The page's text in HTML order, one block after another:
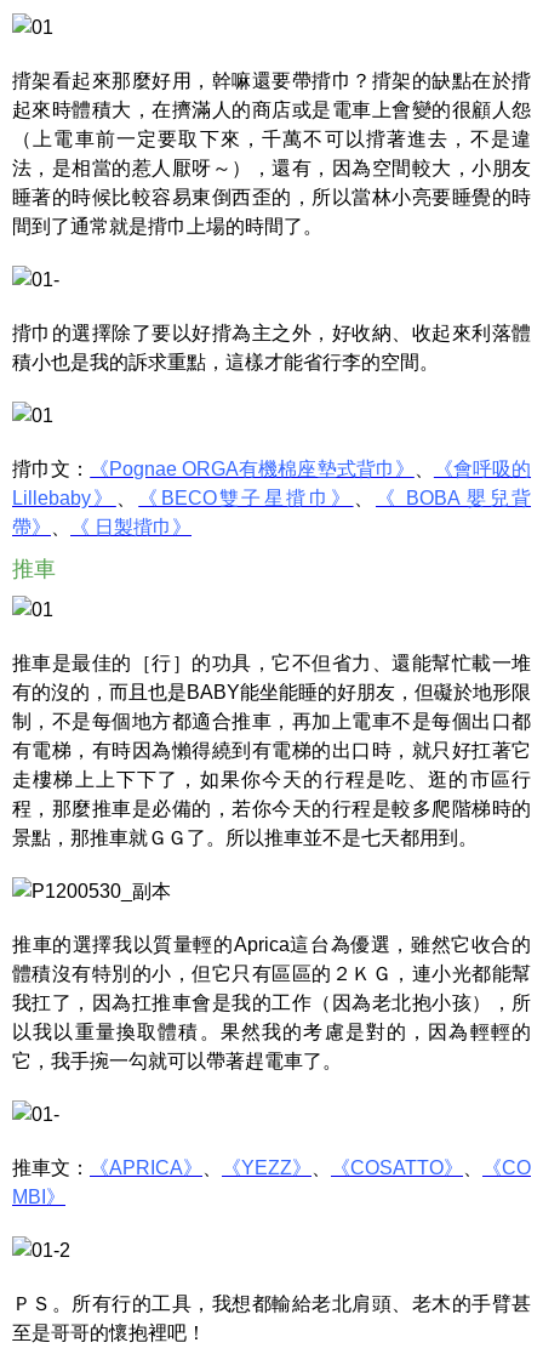
揹架看起來那麼好用，幹嘛還要帶揹巾？揹架的缺點在於揹
起來時體積大，在擠滿人的商店或是電車上會變的很顧人怨
（上電車前一定要取下來，千萬不可以揹著進去，不是違
法，是相當的惹人厭呀～），還有，因為空間較大，小朋友
睡著的時候比較容易東倒西歪的，所以當林小亮要睡覺的時
間到了通常就是揹巾上場的時間了。
揹巾的選擇除了要以好揹為主之外，好收納、收起來利落體
積小也是我的訴求重點，這樣才能省行李的空間。
揹巾文： 《Pognae ORGA有機棉座墊式背巾》
《會呼吸的
Lillebaby》
《BECO雙子星揹巾》
《 BOBA 嬰兒背
帶》
《 日製揹巾》
推車
推車是最佳的［行］的功具，它不但省力、還能幫忙載一堆
有的沒的，而且也是BABY能坐能睡的好朋友，但礙於地形限
制，不是每個地方都適合推車，再加上電車不是每個出口都
有電梯，有時因為懶得繞到有電梯的出口時，就只好扛著它
走樓梯上上下下了，如果你今天的行程是吃、逛的市區行
程，那麼推車是必備的，若你今天的行程是較多爬階梯時的
景點，那推車就ＧＧ了。所以推車並不是七天都用到。
推車的選擇我以質量輕的Aprica這台為優選，雖然它收合的
體積沒有特別的小，但它只有區區的２ＫＧ，連小光都能幫
我扛了，因為扛推車會是我的工作（因為老北抱小孩），所
以我以重量換取體積。果然我的考慮是對的，因為輕輕的
它，我手捥一勾就可以帶著趕電車了。
推車文： 《APRICA》 《YEZZ》 《COSATTO》
《CO
MBI》
ＰＳ。所有行的工具，我想都輸給老北肩頭、老木的手臂甚
至是哥哥的懷抱裡吧！